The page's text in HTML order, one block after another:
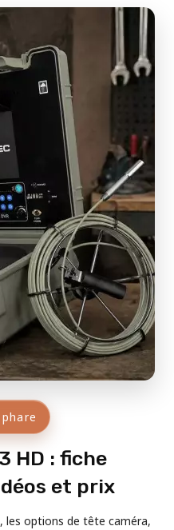
HD : fiche
et prix
les options de tête caméra,